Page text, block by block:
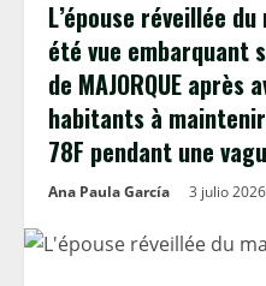
L’épouse réveillée
été vue embarquant
de MAJORQUE
habitants à
78F pendant une
Ana Paula García 3 julio 2026